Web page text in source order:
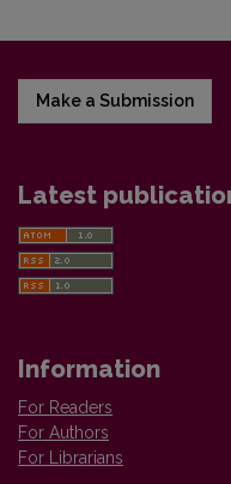
Make a Submission
Latest
Information
For Readers
For Authors
For Librarians